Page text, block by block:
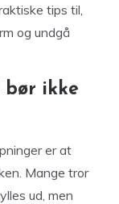
tips til,
og undgå
bør ikke
er at
Mange tror
ud, men